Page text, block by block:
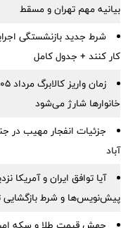
بیانیه مهم تهران و مسقط
کار کنند + جدول کامل
خانوارها شارژ می‌شود
جزئیات انفجار مهیب
آباد
آیا توافق ایران و
پیش‌نویس‌ها و شرط بازگشایی